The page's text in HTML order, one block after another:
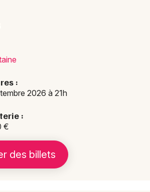
:
2026 à 21h
:
€
des billets